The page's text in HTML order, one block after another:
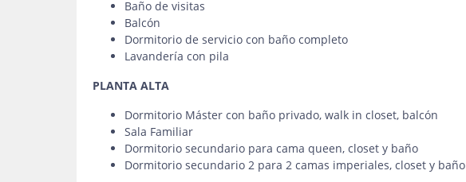
Baño de visitas
Balcón
Dormitorio de servicio con baño completo
Lavandería con pila
PLANTA ALTA
Dormitorio Máster con baño privado, walk in closet, balcón
Sala Familiar
Dormitorio secundario para cama queen, closet y baño
Dormitorio secundario 2 para 2 camas imperiales, closet y baño